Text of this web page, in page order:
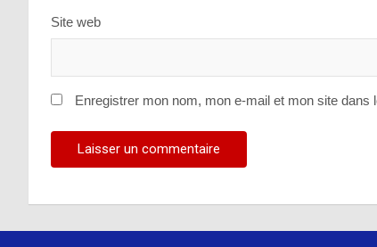
Site web
Enregistrer mon nom, mon e-mail et mon site